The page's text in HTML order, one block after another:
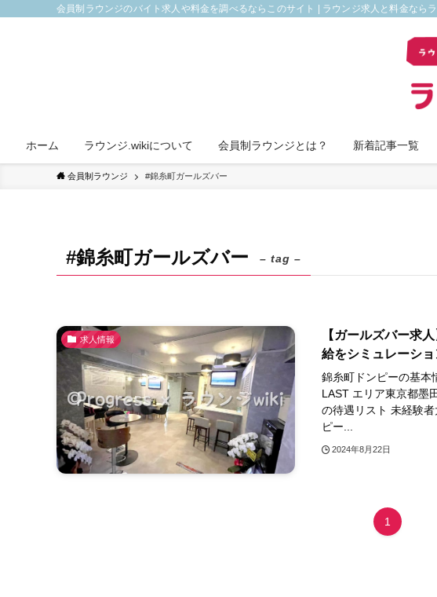
会員制ラウンジのバイト求人や料金を調べるならこのサイト | ラウンジ求人と料金なら
ホーム ラウンジ.wikiについて 会員制ラウンジとは？ 新着記事一覧
会員制ラウンジ #錦糸町ガールズバー
#錦糸町ガールズバー – tag –
求人情報
【ガールズバー求
給をシミュレーショ
錦糸町ドンピーの基
LAST エリア東京都墨
の待遇リスト 未経験
ピー...
2024年8月22日
1